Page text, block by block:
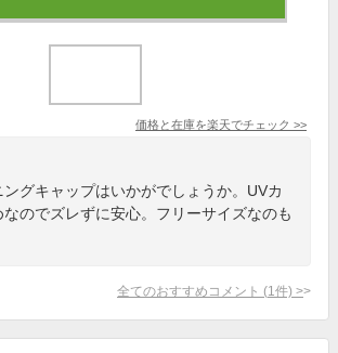
価格と在庫を楽天でチェック >>
ングキャップはいかがでしょうか。UVカ
なのでズレずに安心。フリーサイズなのも
全てのおすすめコメント (1 件) >